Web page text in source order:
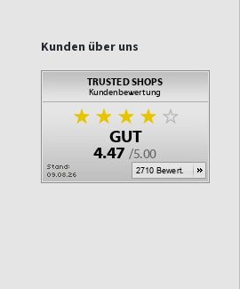
Kunden über uns